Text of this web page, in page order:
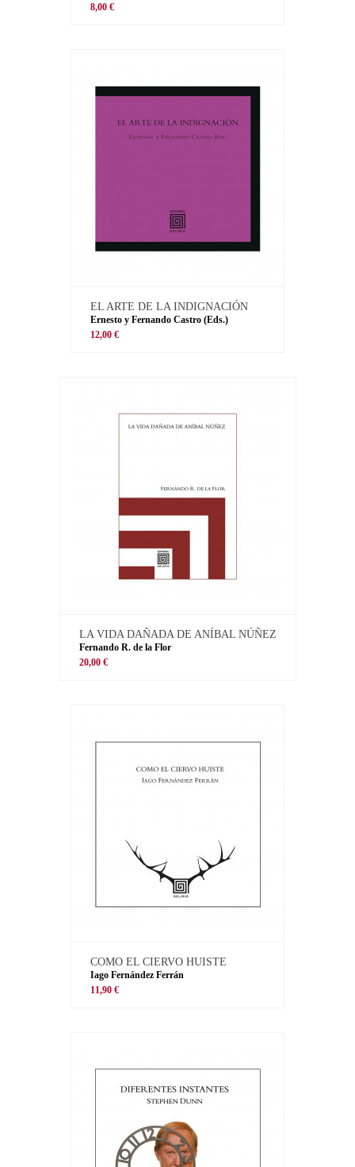
8,00 €
EL ARTE DE LA INDIGNACIÓN
Ernesto y Fernando Castro (Eds.)
12,00 €
LA VIDA DAÑADA DE ANÍBAL NÚÑEZ
Fernando R. de la Flor
20,00 €
COMO EL CIERVO HUISTE
Iago Fernández Ferrán
11,90 €